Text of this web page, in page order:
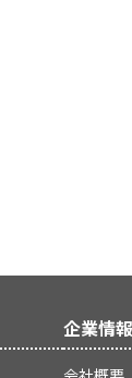
企業情報